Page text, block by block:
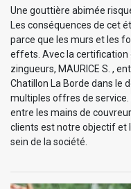
Une gouttière abimée
Les conséquences de cet
parce que les murs et les
effets. Avec la certification
zingueurs, MAURICE S. ,
Chatillon La Borde dans le
multiples offres de
entre les mains de
clients est notre objectif et
sein de la société.